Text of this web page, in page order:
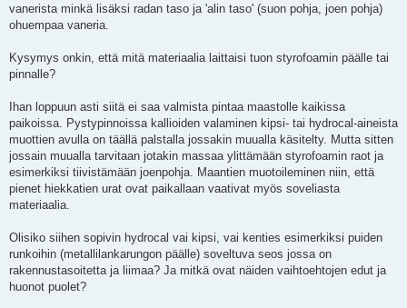
vanerista minkä lisäksi radan taso ja 'alin taso' (suon pohja, joen pohja)
ohuempaa vaneria.
Kysymys onkin, että mitä materiaalia laittaisi tuon styrofoamin päälle tai
pinnalle?
Ihan loppuun asti siitä ei saa valmista pintaa maastolle kaikissa
paikoissa. Pystypinnoissa kallioiden valaminen kipsi- tai hydrocal-aineista
muottien avulla on täällä palstalla jossakin muualla käsitelty. Mutta sitten
jossain muualla tarvitaan jotakin massaa ylittämään styrofoamin raot ja
esimerkiksi tiivistämään joenpohja. Maantien muotoileminen niin, että
pienet hiekkatien urat ovat paikallaan vaativat myös soveliasta
materiaalia.
Olisiko siihen sopivin hydrocal vai kipsi, vai kenties esimerkiksi puiden
runkoihin (metallilankarungon päälle) soveltuva seos jossa on
rakennustasoitetta ja liimaa? Ja mitkä ovat näiden vaihtoehtojen edut ja
huonot puolet?